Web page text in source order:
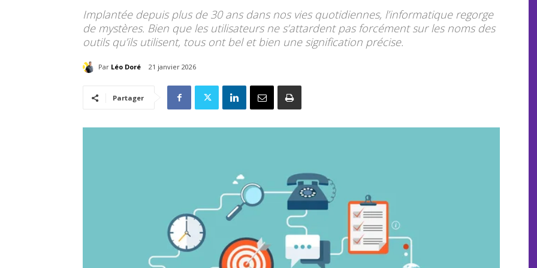
Implantée depuis plus de 30 ans dans nos vies quotidiennes, l’informatique regorge
de mystères. Bien que les utilisateurs ne s’attardent pas forcément sur les noms des
outils qu’ils utilisent, tous ont bel et bien une signification précise.
Par Léo Doré 21 janvier 2026
Partager